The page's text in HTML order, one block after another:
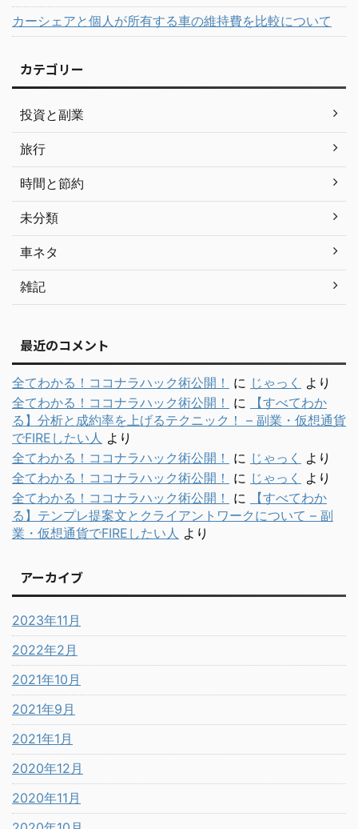
カーシェアと個人が所有する車の維持費を比較について
カテゴリー
投資と副業
旅行
時間と節約
未分類
車ネタ
雑記
最近のコメント
全てわかる！ココナラハック術公開！ に じゃっく
より
全てわかる！ココナラハック術公開！
に
【すべてわか
る】分析と成約率を上げるテクニック！ – 副業・仮想通貨
でFIREしたい人 より
全てわかる！ココナラハック術公開！
に じゃっく
より
全てわかる！ココナラハック術公開！
に じゃっく
より
全てわかる！ココナラハック術公開！
に
【すべてわか
る】テンプレ提案文とクライアントワークについて – 副
業・仮想通貨でFIREしたい人 より
アーカイブ
2023年11月
2022年2月
2021年10月
2021年9月
2021年1月
2020年12月
2020年11月